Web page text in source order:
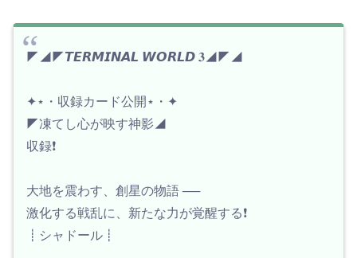
◤◢◤𝙏𝙀𝙍𝙈𝙄𝙉𝘼𝙇 𝙒𝙊𝙍𝙇𝘿 𝟑◢◤◢
✦⋆・収録カード公開⋆・✦
◤凍てし心が映す神影◢
収録❗️
大地を震わす、創星の物語 ──
激化する戦乱に、新たな力が覚醒する❗️
┋シャドール┋